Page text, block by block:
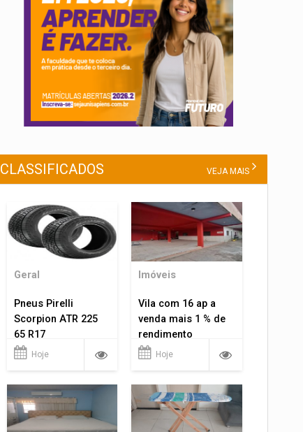
CLASSIFICADOS VEJA MAIS
Geral
Pneus Pirelli
Scorpion ATR 225
65 R17
Hoje
Imóveis
Vila com 16 ap a
venda mais 1 % de
rendimento
Hoje